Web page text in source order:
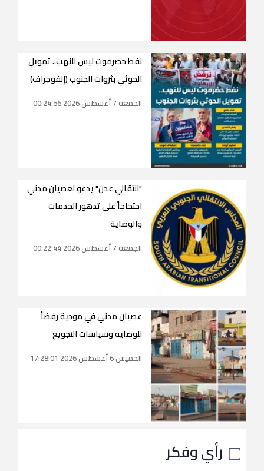
نفط حضرموت ليس للنهب.. تمويل
الحوثي بثروات الجنوب (إنفوجراف)
الجمعة 7 أغسطس 2026 00:24:56
"انتقالي عدن" يدعو لعصيان مدني
احتجاجاً على تدهور الخدمات
والوصاية
الجمعة 7 أغسطس 2026 00:22:44
عصيان مدني في مودية رفضاً
للوصاية وسياسات التجويع
الخميس 6 أغسطس 2026 17:28:01
رأي وفكر